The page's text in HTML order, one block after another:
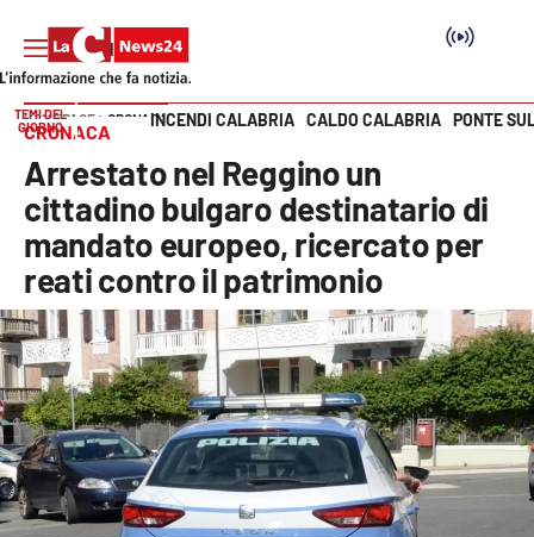
SEZIONI
Cronaca
Politica
Attualità
Economia e lavoro
Italia Mondo
Vai
TEMI DEL
GIORNO
INCENDI CALABRIA CALDO CALABRIA PONTE
HOME PAGE CRONACA
CRONACA
Arrestato nel Reggino un
cittadino bulgaro destinatario di
mandato europeo, ricercato per
reati contro il patrimonio